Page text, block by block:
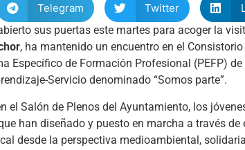
Telegram Twitter
sus puertas este martes para acoger la
, ha mantenido un encuentro en el
Específico de Formación Profesional (PEFP)
Servicio denominado “Somos parte”.
el Salón de Plenos del Ayuntamiento, los
han diseñado y puesto en marcha a través
desde la perspectiva medioambiental,